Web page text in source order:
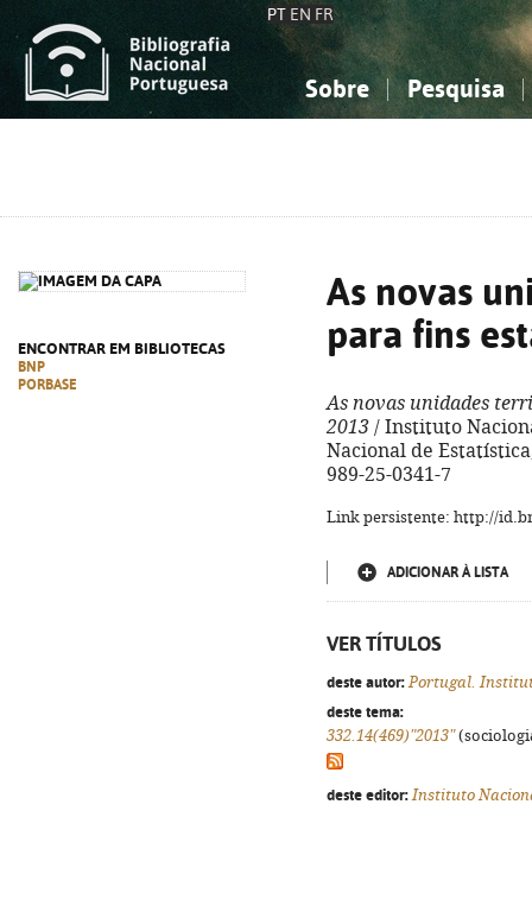
PT EN FR
Sobre Pesquisa
ENCONTRAR EM BIBLIOTECAS
BNP
PORBASE
As novas
para fins
As novas unidades
2013 / Instituto
Nacional de
989-25-0341-7
Link persistente: http://
ADICIONAR À LISTA
VER TÍTULOS
deste autor: Portugal.
deste tema:
332.14(469)"2013"
deste editor: Instituto